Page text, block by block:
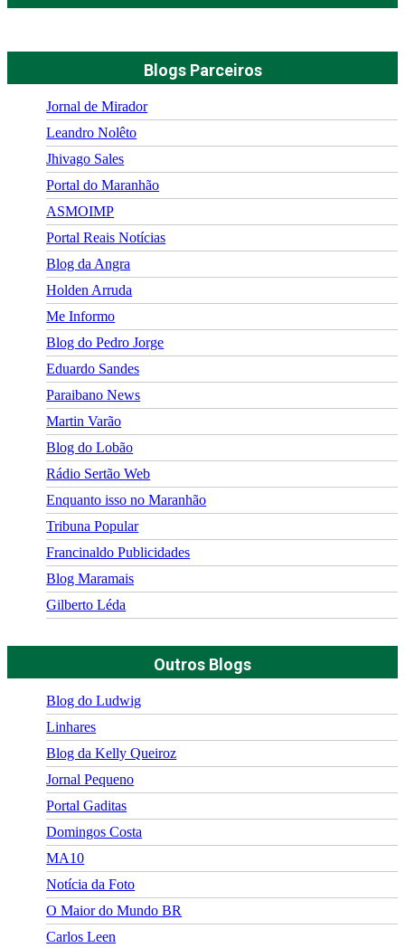
Blogs Parceiros
Jornal de Mirador
Leandro Nolêto
Jhivago Sales
Portal do Maranhão
ASMOIMP
Portal Reais Notí­cias
Blog da Angra
Holden Arruda
Me Informo
Blog do Pedro Jorge
Eduardo Sandes
Paraibano News
Martin Varão
Blog do Lobão
Rádio Sertão Web
Enquanto isso no Maranhão
Tribuna Popular
Francinaldo Publicidades
Blog Maramais
Gilberto Léda
Outros Blogs
Blog do Ludwig
Linhares
Blog da Kelly Queiroz
Jornal Pequeno
Portal Gaditas
Domingos Costa
MA10
Notícia da Foto
O Maior do Mundo BR
Carlos Leen